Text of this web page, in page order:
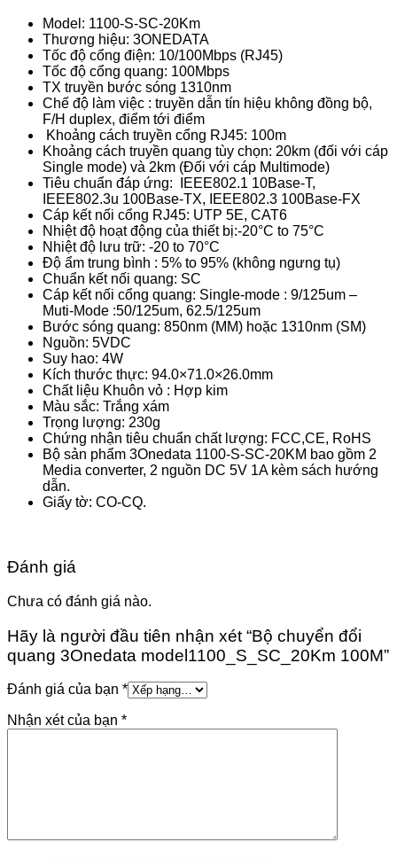
Model: 1100-S-SC-20Km
Thương hiệu: 3ONEDATA
Tốc độ cổng điện: 10/100Mbps (RJ45)
Tốc độ cổng quang: 100Mbps
TX truyền bước sóng 1310nm
Chế độ làm việc : truyền dẫn tín hiệu không đồng bộ,
F/H duplex, điểm tới điểm
Khoảng cách truyền cổng RJ45: 100m
Khoảng cách truyền quang tùy chọn: 20km (đối với cáp
Single mode) và 2km (Đối với cáp Multimode)
Tiêu chuẩn đáp ứng: IEEE802.1 10Base-T,
IEEE802.3u 100Base-TX, IEEE802.3 100Base-FX
Cáp kết nối cổng RJ45: UTP 5E, CAT6
Nhiệt độ hoạt động của thiết bị:-20°C to 75°C
Nhiệt độ lưu trữ: -20 to 70°C
Độ ẩm trung bình : 5% to 95% (không ngưng tụ)
Chuẩn kết nối quang: SC
Cáp kết nối cổng quang: Single-mode : 9/125um –
Muti-Mode :50/125um, 62.5/125um
Bước sóng quang: 850nm (MM) hoặc 1310nm (SM)
Nguồn: 5VDC
Suy hao: 4W
Kích thước thực: 94.0×71.0×26.0mm
Chất liệu Khuôn vỏ : Hợp kim
Màu sắc: Trắng xám
Trọng lượng: 230g
Chứng nhận tiêu chuẩn chất lượng: FCC,CE, RoHS
Bộ sản phẩm 3Onedata 1100-S-SC-20KM bao gồm 2
Media converter, 2 nguồn DC 5V 1A kèm sách hướng
dẫn.
Giấy tờ: CO-CQ.
Đánh giá
Chưa có đánh giá nào.
Hãy là người đầu tiên nhận xét “Bộ chuyển đổi
quang 3Onedata model1100_S_SC_20Km 100M”
Đánh giá của bạn *
Nhận xét của bạn *